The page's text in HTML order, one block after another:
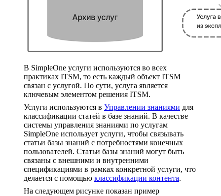
В SimpleOne услуги используются во всех
практиках ITSM, то есть каждый объект ITSM
связан с услугой. По сути, услуга является
ключевым элементом решения ITSM.
Услуги используются в Управлении знаниями для
классификации статей в базе знаний. В качестве
системы управления знаниями по услугам
SimpleOne использует услуги, чтобы связывать
статьи базы знаний с потребностями конечных
пользователей. Статьи базы знаний могут быть
связаны с внешними и внутренними
спецификациями в рамках конкретной услуги, что
делается с помощью классификации контента.
На следующем рисунке показан пример